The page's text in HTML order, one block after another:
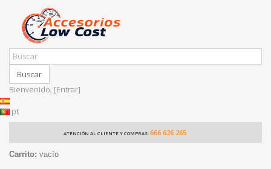
Buscar
Bienvenido, [Entrar]
pt
ATENCIÓN AL CLIENTE Y COMPRAS: 666 626 265
Carrito: vacío